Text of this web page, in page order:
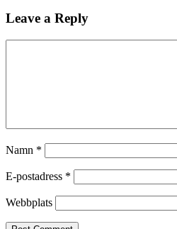
Leave a Reply
Namn *
E-postadress *
Webbplats